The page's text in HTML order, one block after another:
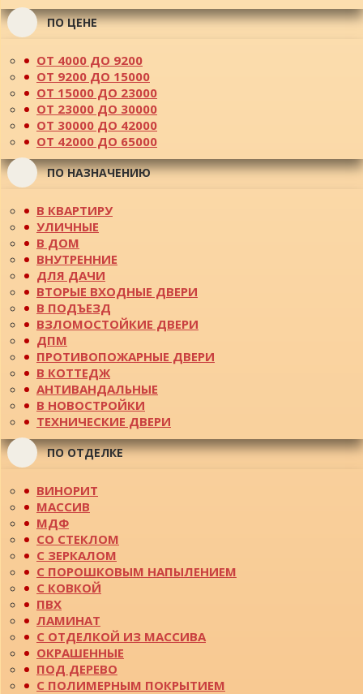
ПО ЦЕНЕ
ОТ 4000 ДО 9200
ОТ 9200 ДО 15000
ОТ 15000 ДО 23000
ОТ 23000 ДО 30000
ОТ 30000 ДО 42000
ОТ 42000 ДО 65000
ПО НАЗНАЧЕНИЮ
В КВАРТИРУ
УЛИЧНЫЕ
В ДОМ
ВНУТРЕННИЕ
ДЛЯ ДАЧИ
ВТОРЫЕ ВХОДНЫЕ ДВЕРИ
В ПОДЪЕЗД
ВЗЛОМОСТОЙКИЕ ДВЕРИ
ДПМ
ПРОТИВОПОЖАРНЫЕ ДВЕРИ
В КОТТЕДЖ
АНТИВАНДАЛЬНЫЕ
В НОВОСТРОЙКИ
ТЕХНИЧЕСКИЕ ДВЕРИ
ПО ОТДЕЛКЕ
ВИНОРИТ
МАССИВ
МДФ
СО СТЕКЛОМ
С ЗЕРКАЛОМ
С ПОРОШКОВЫМ НАПЫЛЕНИЕМ
С КОВКОЙ
ПВХ
ЛАМИНАТ
С ОТДЕЛКОЙ ИЗ МАССИВА
ОКРАШЕННЫЕ
ПОД ДЕРЕВО
С ПОЛИМЕРНЫМ ПОКРЫТИЕМ